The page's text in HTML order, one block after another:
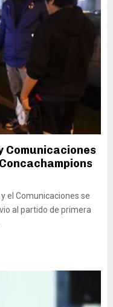
Comunicaciones
el Comunicaciones se
al partido de primera